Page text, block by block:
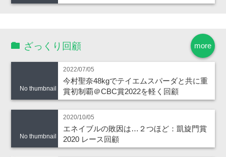
more
ざっくり回顧
No thumbnail
2022/07/05
今村聖奈48kgでテイエムスパーダと共に重
賞初制覇＠CBC賞2022を軽く回顧
No thumbnail
2020/10/05
エネイブルの敗因は…２つほど：凱旋門賞
2020 レース回顧